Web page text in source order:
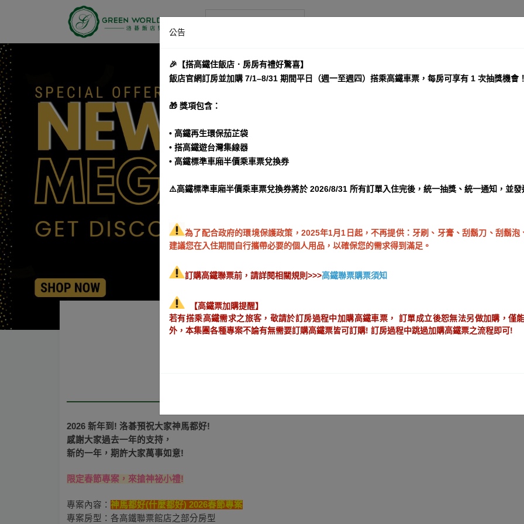
神馬都好(什麼都好) 2026春節專案 [含早
2026 新年到! 洛碁預祝大家神馬都好!
感謝大家過去一年的支持，
新的一年，期許大家萬事如意!
限定春節專案，來搶神祕小禮!
專案內容： 神馬都好(什麼都好) 2026春節專案
專案房型： 各高鐵聯票館店之部分房型
公告
🎉【搭高鐵住飯店．房房有禮好驚喜】
飯店官網訂房並加購 7/1–8/31 期間平日（週一至週四）搭乘高鐵車票，每房可享有 1 次抽獎機會
🎁 獎項包含：
• 高鐵再生環保茄芷袋
• 搭高鐵遊台灣集線器
• 高鐵標準車廂半價乘車票兌換券
⚠️高鐵標準車廂半價乘車票兌換券將於 2026/8/31 所有訂單入住完後，統一抽獎、統一通知，並發
為了配合政府的環境保護政策，2025年1月1日起，不再提供：牙刷、牙膏、刮鬍刀、刮鬍泡
建議您在入住期間自行攜帶必要的個人用品，以確保您的需求得到滿足。
訂購高鐵聯票前，請詳閱相關規則>>>高鐵聯票購票須知
【高鐵票加購提醒】
若有搭乘高鐵需求之旅客，敬請於訂房過程中加購高鐵車票， 訂單成立後恕無法另做加購，僅
外，本集團各種專案不論有無需要訂購高鐵票皆可訂購! 訂房過程中跳過加購高鐵票之流程即可!